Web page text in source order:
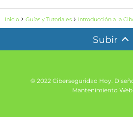
Inicio Guías y Tutoriales Introducción a la
Subir
© 2022 Ciberseguridad Hoy.
Mantenimiento Web